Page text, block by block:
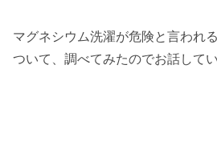
マグネシウム洗濯が危険と言われ
ついて、調べてみたのでお話してい